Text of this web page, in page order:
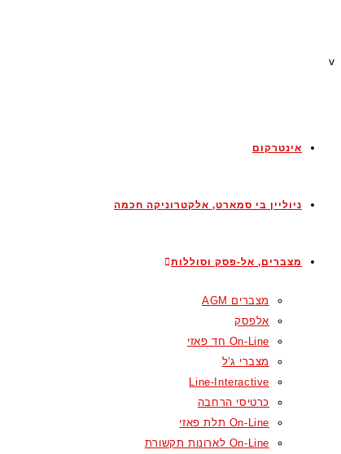
v
אינטרקום
ניוליין בי סמארט, אלקטרוניקה חכמה
מצברים, אל-פסק וסוללות
מצברים AGM
אלפסק
On-Line חד פאזי
מצברי ג'ל
Line-Interactive
כרטיסי הרחבה
On-Line תלת פאזי
On-Line לארונות תקשורת